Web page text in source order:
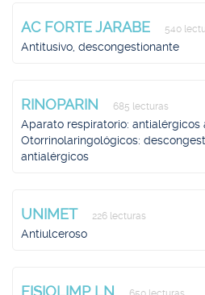
AC FORTE JARABE 540
Antitusivo, descongestionante
RINOPARIN 685 lecturas
Aparato respiratorio: antialérgicos
Otorrinolaringológicos:
antialérgicos
UNIMET 226 lecturas
Antiulceroso
FISIOLIMP LN